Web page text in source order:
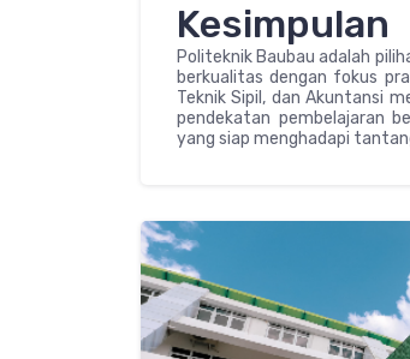
Kesimpulan
Politeknik Baubau adalah
berkualitas dengan fokus
Teknik Sipil, dan Akuntansi
pendekatan pembelajaran
yang siap menghadapi